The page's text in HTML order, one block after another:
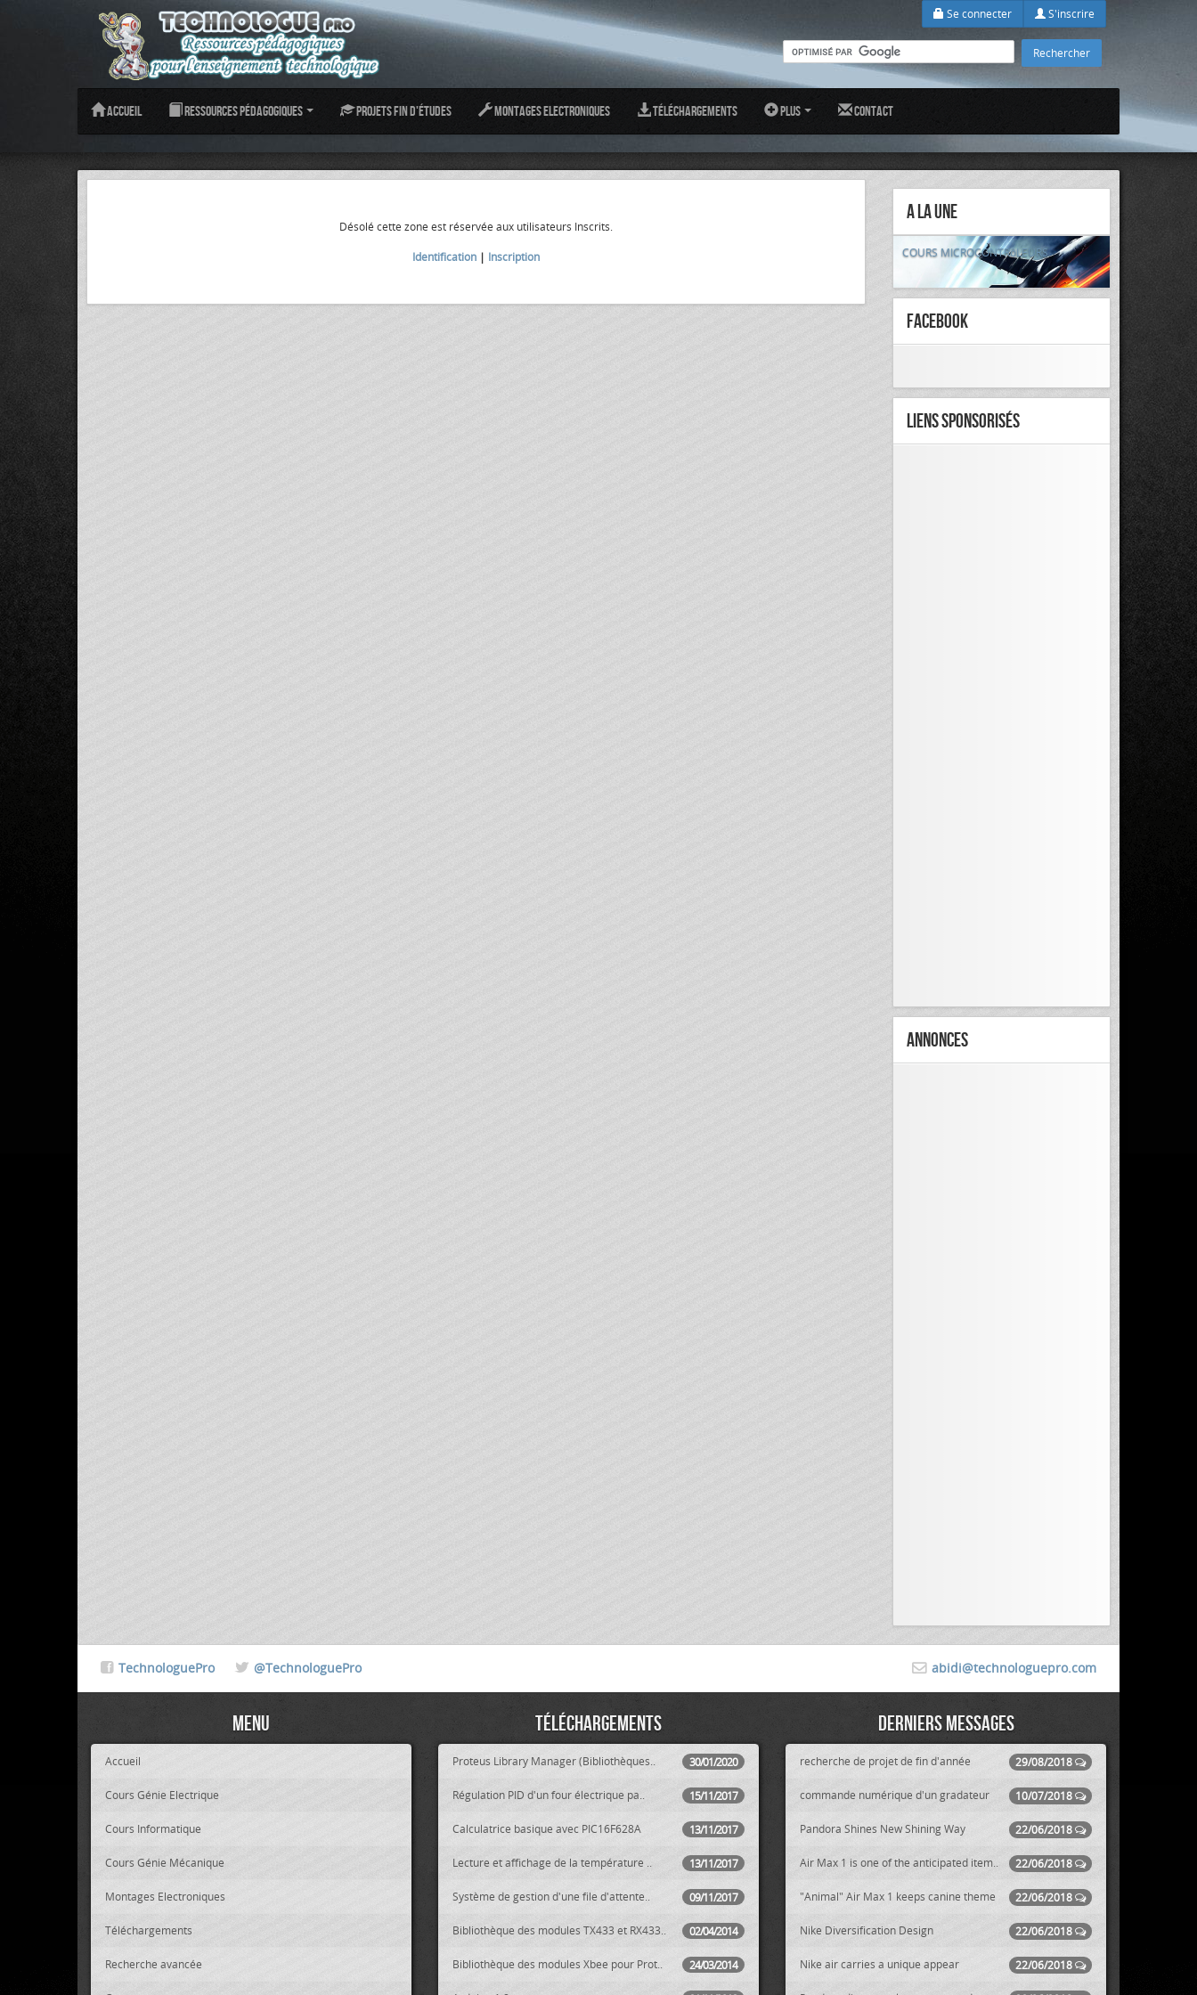
Se connecter S'inscrire
Accueil Ressources pédagogiques Projets fin d'études Montages Electroniques Téléchargements Plus Contact
Désolé cette zone est réservée aux utilisateurs Inscrits.
Identification| Inscription
A la Une
COURS MICROCONTRôLEURS
FaceBook
Liens Sponsorisés
Annonces
abidi@technologuepro.com
TechnologuePro @TechnologuePro
Menu
Accueil
Cours Génie Electrique
Cours Informatique
Cours Génie Mécanique
Montages Electroniques
Téléchargements
Recherche avancée
Téléchargements
30/01/2020
Proteus Library Manager (Bibliothèques..
15/11/2017
Régulation PID d'un four électrique pa..
13/11/2017
Calculatrice basique avec PIC16F628A
13/11/2017
Lecture et affichage de la température ..
09/11/2017
Système de gestion d'une file d'attente..
02/04/2014
Bibliothèque des modules TX433 et RX433..
24/03/2014
Bibliothèque des modules Xbee pour Prot..
Derniers messages
29/08/2018
recherche de projet de fin d'année
10/07/2018
commande numérique d'un gradateur
22/06/2018
Pandora Shines New Shining Way
22/06/2018
Air Max 1 is one of the anticipated item..
22/06/2018
"Animal" Air Max 1 keeps canine theme
22/06/2018
Nike Diversification Design
22/06/2018
Nike air carries a unique appear